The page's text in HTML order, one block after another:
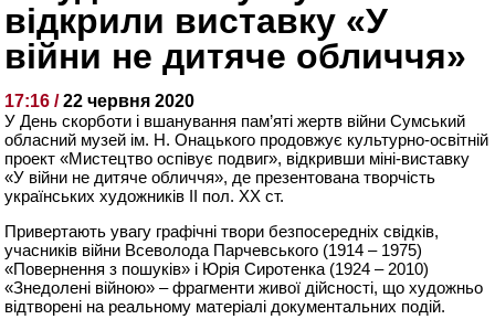
відкрили виставку «У
війни не дитяче обличчя»
17:16 /22 червня 2020
У День скорботи і вшанування пам’яті жертв війни Сумський
обласний музей ім. Н. Онацького продовжує культурно-освітній
проект «Мистецтво оспівує подвиг», відкривши міні-виставку
«У війни не дитяче обличчя», де презентована творчість
українських художників ІІ пол. ХХ ст.
Привертають увагу графічні твори безпосередніх свідків,
учасників війни Всеволода Парчевського (1914 – 1975)
«Повернення з пошуків» і Юрія Сиротенка (1924 – 2010)
«Знедолені війною» – фрагменти живої дійсності, що художньо
відтворені на реальному матеріалі документальних подій.